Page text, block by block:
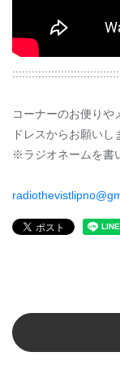
コーナーのお便りや
ドレスからお願いし
※ラジオネームを書